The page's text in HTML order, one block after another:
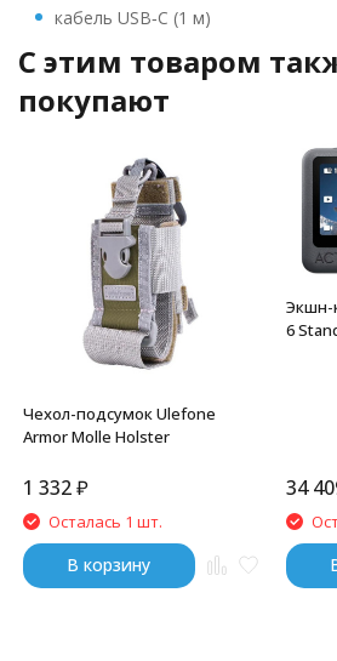
кабель USB‑C (1 м)
C этим товаром
покупают
Чехол-подсумок Ulefone
Armor Molle Holster
1 332₽
Осталась 1 шт.
В корзину
Экшн-
6
34